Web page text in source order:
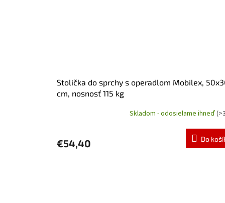
Stolička do sprchy s operadlom Mobilex,
cm, nosnosť 115 kg
je
Skladom - odosielame ihneď
€54,40 Do